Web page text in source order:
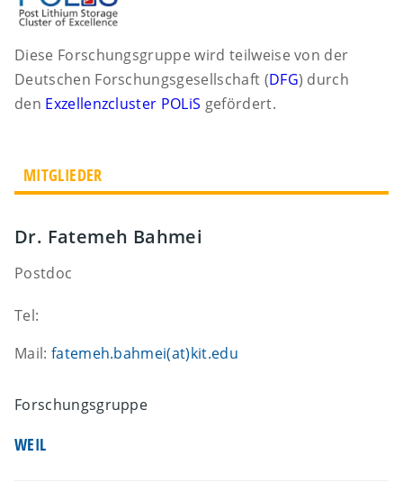
Diese Forschungsgruppe wird teilweise von der
Deutschen Forschungsgesellschaft (DFG) durch
den Exzellenzcluster POLiS gefördert.
MITGLIEDER
Dr. Fatemeh Bahmei
Postdoc
Tel:
Mail: fatemeh.bahmei(at)kit.edu
Forschungsgruppe
WEIL